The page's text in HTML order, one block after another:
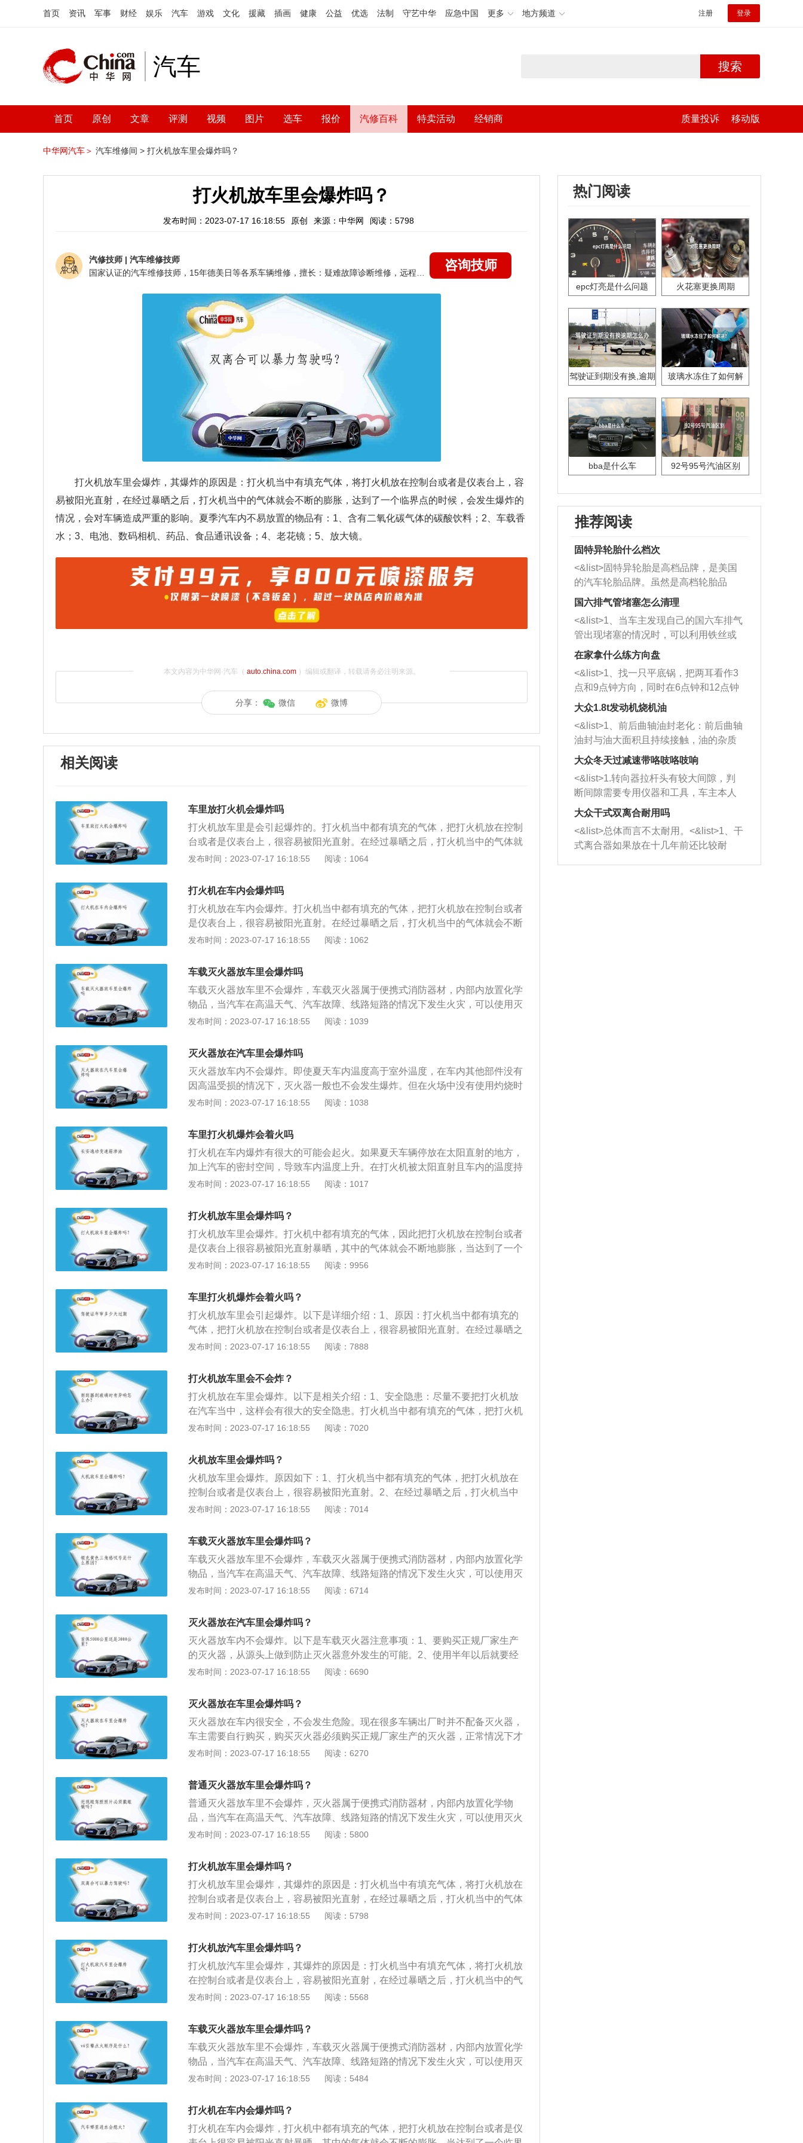
首页 资讯 军事 财经 娱乐 汽车 游戏 文化 援藏 插画 健康 公益 优选 法制 守艺中华 应急中国 更多 地方频道 注册 登录
汽车 搜索
首页 原创 文章 评测 视频 图片 选车 报价 汽修百科 特卖活动 经销商 质量投诉 移动版
中华网汽车＞ 汽车维修间 > 打火机放车里会爆炸吗？
打火机放车里会爆炸吗？
发布时间：2023-07-17 16:18:55 原创 来源：中华网 阅读：5798
汽修技师 | 汽车维修技师
咨询技师
打火机放车里会爆炸，其爆炸的原因是：打火机当中有填充气体，将打火机放在控制台或者是仪表台上，容
易被阳光直射，在经过暴晒之后，打火机当中的气体就会不断的膨胀，达到了一个临界点的时候，会发生爆炸的
情况，会对车辆造成严重的影响。夏季汽车内不易放置的物品有：1、含有二氧化碳气体的碳酸饮料；2、车载香
水；3、电池、数码相机、药品、食品通讯设备；4、老花镜；5、放大镜。
本文内容为中华网·汽车（ auto.china.com）编辑或翻译，转载请务必注明来源。
分享： 微信 微博
相关阅读
车里放打火机会爆炸吗
打火机放车里是会引起爆炸的。打火机当中都有填充的气体，把打火机放在控制
台或者是仪表台上，很容易被阳光直射。在经过暴晒之后，打火机当中的气体就
会不断的膨胀，达到了一个临界点的时候，那么就会发生爆炸的情况，对整个车
常温下20摄氏度就会爆炸。如果室外温度在30摄氏度以上，车辆经过暴晒后，车
内温度会高达六七十摄氏度，所以打火机极易引发爆炸事故。如果是因烈日暴晒
导致打火机自爆，属于人为原因损坏车辆，保险公司不予赔付。在高温下以下物
品不要放在车上：１、碳酸饮料：碳酸饮料含有二氧化碳气体的碳酸饮料，高温
下很容易膨胀而引起爆裂。因此，碳酸饮料也不应长时间放在车里，如果需要放
强烈，也会因温度过高出现机械问题，严重甚至导致电池爆炸。３、电池、药
品、食品也不要放在车内，电池在高温下也可能引起爆炸，而药品和食品会因高
温加快变质的速度。
发布时间：2023-07-17 16:18:55 阅读：1064
打火机在车内会爆炸吗
打火机放在车内会爆炸。打火机当中都有填充的气体，把打火机放在控制台或者
是仪表台上，很容易被阳光直射。在经过暴晒之后，打火机当中的气体就会不断
的膨胀，达到了一个临界点的时候，那么就会发生爆炸的情况，对整个车辆来说
车门，应当开门通风，不然容易造成残留气体燃烧；2、另外花露水、车载香水
等物品，也可以轻松燃烧，应该赶紧从车内拿出来；3、如果出现明火，就赶紧
用毯子之类的物品打湿扑灭明火。很多东西放在车里容易变成安全隐患，包括汽
车香水、老花镜或放大镜、碳酸饮料以及电子产品等，这些最好都不要放在车
内、在高温、暴晒的情况下，这些东西都会变成安全隐患，或发生爆炸引起火
避免意外。
发布时间：2023-07-17 16:18:55 阅读：1062
车载灭火器放车里会爆炸吗
车载灭火器放车里不会爆炸，车载灭火器属于便携式消防器材，内部内放置化学
物品，当汽车在高温天气、汽车故障、线路短路的情况下发生火灾，可以使用灭
火器将火扑灭，起到保证人身安全、降低损失的作用。车载灭火器基本都是干粉
会爆炸的。但要注意的是，由于温度过高会导致灭火器的部分零件老化，这样一
来很容易就会出现泄漏的情况，所以放存位置应尽可能避免光线直射且阴凉的地
方。车载灭火器要存放在比较顺手的位置，因为在发现汽车自燃的时候，可以迅
速拿起灭火器来熄灭。车载灭火器的使用方法：1、拿起灭火器占据上风方口位
置；2、将灭火器上下倒置数次，使其内部的干粉松动；3、将保险销拔掉后左手
即可。
发布时间：2023-07-17 16:18:55 阅读：1039
灭火器放在汽车里会爆炸吗
灭火器放车内不会爆炸。即使夏天车内温度高于室外温度，在车内其他部件没有
因高温受损的情况下，灭火器一般也不会发生爆炸。但在火场中没有使用灼烧时
间较长有可能发生爆炸。以下是车载灭火器注意事项：1、要购买正规厂家生产
常检查干粉是否结块、储气瓶内二氧化碳气体是否泄漏。方法是灭火器上的内压
显示器通常分为三个区，即绿区、黄区和红区，如果指针指在绿色区域内，表示
该灭火器可以正常使用；在黄区内则表示灭火器已经接近最后的使用期限；如指
针指向红色区域，则说明内部压力已泄漏无法使用。3、检查灭火器的保险销是
否完好、筒体有否变形锈蚀、喷嘴是否有油垢堵塞。市场上主要有几种车载灭火
下使用的都是干粉灭火器。以下是灭火器的具体介绍：1、干粉灭火器：干粉灭
火器里面装有干粉以及二氧化碳和氮气，比较稳定，不用担心灭火器内的物品会
不安全，不论横放还是竖放都没问题。2、避免日光直射：正规厂家生产的车载
或日光直射的地方，以免发生危险但也要注意车载灭火器的有效期，有效期一过
发布时间：2023-07-17 16:18:55 阅读：1038
车里打火机爆炸会着火吗
打火机在车内爆炸有很大的可能会起火。如果夏天车辆停放在太阳直射的地方，
加上汽车的密封空间，导致车内温度上升。在打火机被太阳直射且车内的温度持
续上升的情况下，车主又不在车旁，很容易打火机发生自燃而出现明火。如果是
打火机在车里爆了，车主要做的方法是：1、切忌上车关闭车门，应当开门通
风，不然容易造成残留气体燃烧；2、另外花露水、车载香水等物品，也可以轻
松燃烧，应该赶紧从车内拿出来；3、如果出现明火，就赶紧用毯子之类的物品
打湿扑灭明火。很多东西放在车里容易变成安全隐患，包括汽车香水、老花镜或
放大镜、碳酸饮料以及电子产品等，这些最好都不要放在车内、在高温、暴晒的
接晒到的中控台顶部以及后排和玻璃窗之间的置物架上，避免意外。
发布时间：2023-07-17 16:18:55 阅读：1017
打火机放车里会爆炸吗？
打火机放车里会爆炸。打火机中都有填充的气体，因此把打火机放在控制台或者
是仪表台上很容易被阳光直射暴晒，其中的气体就会不断地膨胀，当达到了一个
临界点的时候就会发生爆炸的情况，对整个车辆会造成严重的影响。以下是关于
要成分之一，如果碰巧香水瓶类似于凸透镜的造型，在阳光直射下就会产生的聚
光点燃了其中的酒精，引起爆炸；此外，香水的质量不过关，长时间放置车内极
易挥发出对人体有害的物质，甚至有致癌的危险。汽车内不宜存放老花镜：老花
镜属于凸透镜，容易将光线聚在一起，如果长时间聚焦光线，就会导致焦点温度
过高，烤坏车内的塑料饰板，甚至导致车辆自燃。
发布时间：2023-07-17 16:18:55 阅读：9956
车里打火机爆炸会着火吗？
打火机放车里会引起爆炸。以下是详细介绍：1、原因：打火机当中都有填充的
气体，把打火机放在控制台或者是仪表台上，很容易被阳光直射。在经过暴晒之
后，打火机当中的气体就会不断的膨胀，达到了一个临界点的时候，那么就会发
候，尽量不要把打火机放在汽车当中，这样会有很大的安全隐患。普通打火机主
要成分是液态丁烷。高浓度的丁烷，在常温下20摄氏度就会爆炸。如果室外温度
在30摄氏度以上，车辆经过暴晒后，车内温度会高达六七十摄氏度，所以打火机
极易引发爆炸事故。如果是因烈日暴晒导致打火机自爆，属于人为原因损坏车
辆，保险公司不予赔付。
发布时间：2023-07-17 16:18:55 阅读：7888
打火机放车里会不会炸？
打火机放在车里会爆炸。以下是相关介绍：1、安全隐患：尽量不要把打火机放
在汽车当中，这样会有很大的安全隐患。打火机当中都有填充的气体，把打火机
放在控制台或者是仪表台上，这样很容易被阳光直射。暴晒之后，打火机当中的
个车辆来说会造成严重的影响。2、损坏车辆：夏季的时候，打火机自曝，这种
属于人为原因的损坏车辆，那么保险公司也不会给予进行赔付。要真正的有安全
的意识，避免这些问题的发生，这个方面非常的重要，必须要及时地去做好处
理，然后才可以更好地确保安全，这些都是很重要。
发布时间：2023-07-17 16:18:55 阅读：7020
火机放车里会爆炸吗？
火机放车里会爆炸。原因如下：1、打火机当中都有填充的气体，把打火机放在
控制台或者是仪表台上，很容易被阳光直射。2、在经过暴晒之后，打火机当中
的气体就会不断的膨胀，达到了一个临界点的时候，就会发生爆炸的情况，对整
能放：含有二氧化碳气体的碳酸饮料，高温下很容易膨胀而引起爆裂。因此，碳
酸饮料也不应长时间放在车里，如果需要放在车里，应选择一些纸质包装或不含
气体的果汁饮料。2、电子产品：手机、数码相机，如果阳光强烈，也会因温度
过高出现机械问题，严重甚至导致电池爆炸。
发布时间：2023-07-17 16:18:55 阅读：7014
车载灭火器放车里会爆炸吗？
车载灭火器放车里不会爆炸，车载灭火器属于便携式消防器材，内部内放置化学
物品，当汽车在高温天气、汽车故障、线路短路的情况下发生火灾，可以使用灭
火器将火扑灭，起到保证人身安全、降低损失的作用。车载灭火器的使用方法如
干粉松动；3、将保险销拔掉后左手握住压把，右手抓喷管，将灭火器倒置竖
起；4、将喷管瞄准火焰根部进行喷洒即可。
发布时间：2023-07-17 16:18:55 阅读：6714
灭火器放在汽车里会爆炸吗？
灭火器放车内不会爆炸。以下是车载灭火器注意事项：1、要购买正规厂家生产
的灭火器，从源头上做到防止灭火器意外发生的可能。2、使用半年以后就要经
常检查干粉是否结块、储气瓶内二氧化碳气体是否泄漏。方法是灭火器上的内压
该灭火器可以正常使用；在黄区内则表示灭火器已经接近最后的使用期限；如指
针指向红色区域，则说明内部压力已泄漏无法使用。3、检查灭火器的保险销是
否完好、筒体有否变形锈蚀、喷嘴是否有油垢堵塞。
发布时间：2023-07-17 16:18:55 阅读：6690
灭火器放在车里会爆炸吗？
灭火器放在车内很安全，不会发生危险。现在很多车辆出厂时并不配备灭火器，
车主需要自行购买，购买灭火器必须购买正规厂家生产的灭火器，正常情况下才
不会爆炸，假如车主购买假冒伪劣产品，安全性会大打折扣。￼车载灭火器一定
半年以后就要经常检查干粉是否结块、储气瓶内二氧化碳气体是否泄漏。检查灭
火器的保险销是否完好、筒体有否变形锈蚀、喷嘴是否有油垢堵塞。并应经常擦
除灰尘、疏通喷嘴，使之保持通畅。超过保质期的灭火器应及时更换。灭火器上
的内压显示器通常分为三个区，即绿区、黄区和红区，如果指针指在绿色区域
内，表示该灭火器可以正常使用；在黄区内则表示灭火器已经接近最后的使用期
发布时间：2023-07-17 16:18:55 阅读：6270
普通灭火器放车里会爆炸吗？
普通灭火器放车里不会爆炸，灭火器属于便携式消防器材，内部内放置化学物
品，当汽车在高温天气、汽车故障、线路短路的情况下发生火灾，可以使用灭火
器将火扑灭，起到保证人身安全、降低损失的作用。灭火器的使用方法：1、拿
动；3、将保险销拔掉后左手握住压把，右手抓喷管，将灭火器倒置竖起；4、将
喷管瞄准火焰根部进行喷洒即可。
发布时间：2023-07-17 16:18:55 阅读：5800
打火机放车里会爆炸吗？
打火机放车里会爆炸，其爆炸的原因是：打火机当中有填充气体，将打火机放在
控制台或者是仪表台上，容易被阳光直射，在经过暴晒之后，打火机当中的气体
就会不断的膨胀，达到了一个临界点的时候，会发生爆炸的情况，会对车辆造成
料；2、车载香水；3、电池、数码相机、药品、食品通讯设备；4、老花镜；5、
放大镜。
发布时间：2023-07-17 16:18:55 阅读：5798
打火机放汽车里会爆炸吗？
打火机放汽车里会爆炸，其爆炸的原因是：打火机当中有填充气体，将打火机放
在控制台或者是仪表台上，容易被阳光直射，在经过暴晒之后，打火机当中的气
体就会不断的膨胀，达到了一个临界点的时候，会发生爆炸的情况，会对车辆造
料；2、车载香水；3、电池、数码相机、药品、食品通讯设备；4、老花镜；5、
发布时间：2023-07-17 16:18:55 阅读：5568
车载灭火器放车里会爆炸吗？
车载灭火器放车里不会爆炸，车载灭火器属于便携式消防器材，内部内放置化学
物品，当汽车在高温天气、汽车故障、线路短路的情况下发生火灾，可以使用灭
火器将火扑灭，起到保证人身安全、降低损失的作用。车载灭火器的使用方法：
松动；3、将保险销拔掉后左手握住压把，右手抓喷管，将灭火器倒置竖起；4、
将喷管瞄准火焰根部进行喷洒即可。
发布时间：2023-07-17 16:18:55 阅读：5484
打火机在车内会爆炸吗？
打火机在车内会爆炸，打火机中都有填充的气体，把打火机放在控制台或者是仪
热门阅读
epc灯亮是什么问题 火花塞更换周期
驾驶证到期没有换,逾期
玻璃水冻住了如何解
bba是什么车 92号95号汽油区别
推荐阅读
固特异轮胎什么档次
<&list>固特异轮胎是高档品牌，是美国
的汽车轮胎品牌。虽然是高档轮胎品
牌，但是中高低端的轮胎都有生产，这
也是为了更好的开拓市场。
国六排气管堵塞怎么清理
<&list>1、当车主发现自己的国六车排气
管出现堵塞的情况时，可以利用铁丝或
者是细棍，直接将杂物给取出来，如果
堵塞情况比较严重，也可以采取应急措
施。 <&list>2、直接利用木棍将所有的
杂物推到排气管里面的位置处，然后将
三元催化器拆解开，就可以将堵塞的东
西取出来。但如果是因为积碳过多引起
的堵塞，就需要将三元催化器泡在草酸
洗剂对堵塞的情况得到解决，将清洗剂
放在燃油箱中，与燃油混合后，车辆启
动时，就可以和汽油一起进入到燃烧
室，最后形成废气排出，就可以让三元
催化器得到清洗，排气管堵塞的情况就
能够得到解决。
在家拿什么练方向盘
<&list>1、找一只平底锅，把两耳看作3
点和9点钟方向，同时在6点钟和12点钟
方向做一个标记。 <&list>2、双手握住
一圈半的练习，往右同样也要打相同的
圈数。 <&list>3、最后强调要反复练
习，这样就可以形成肌肉记忆，在真实
驾驶车辆时，不需要记忆也能打好方
向。
大众1.8t发动机烧机油
<&list>1、前后曲轴油封老化：前后曲轴
油封与油大面积且持续接触，油的杂质
和发动机内持续温度变化使其密封效果
逐渐减弱，导致渗油或漏油。<&list>2、
活塞间隙过大：积碳会使活塞环与缸体
的间隙扩大，导致机油流入燃烧室中，
造成烧机油。<&list>3、机油粘度。使用
机油粘度过小的话，同样会有烧机油现
象，机油粘度过小具有很好的流动性，
大众冬天过减速带咯吱咯吱响
<&list>1.转向器拉杆头有较大间隙，判
断间隙需要专用仪器和工具，车主本人
无法制作，需要将车辆送到修理厂或4s
店；<&list>2.车辆半轴套管防尘罩破
裂，破裂后会出现漏油现象，使半轴磨
损严重，磨损的半轴容易损坏，产生异
响；<&list>3.稳定器的转向胶套和球头
大众干式双离合耐用吗
<&list>总体而言不太耐用。<&list>1、干
式离合器如果放在十几年前还比较耐